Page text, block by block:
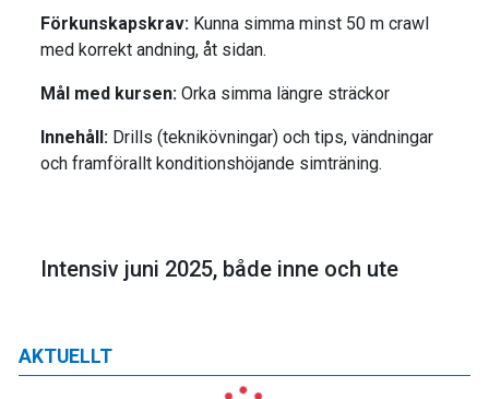
AKTUELLT
Förkunskapskrav: Kunna simma minst 50 m crawl
med korrekt andning, åt sidan.
Mål med kursen: Orka simma längre sträckor
Innehåll: Drills (teknikövningar) och tips, vändningar
och framförallt konditionshöjande simträning.
Intensiv juni 2025, både inne och ute